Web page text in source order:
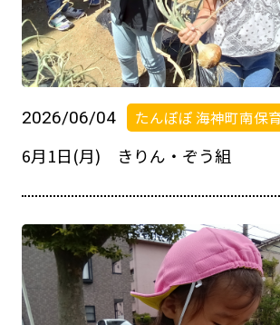
2026/06/04 たんぽぽ 海神町南保
6月1日(月) きりん・ぞう組